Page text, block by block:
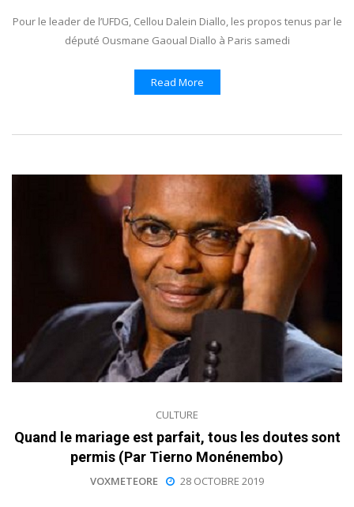
Pour le leader de l’UFDG, Cellou Dalein Diallo, les propos tenus par le
député Ousmane Gaoual Diallo à Paris samedi
Read More
CULTURE
Quand le mariage est parfait, tous les doutes sont
permis (Par Tierno Monénembo)
VOXMETEORE 28 OCTOBRE 2019